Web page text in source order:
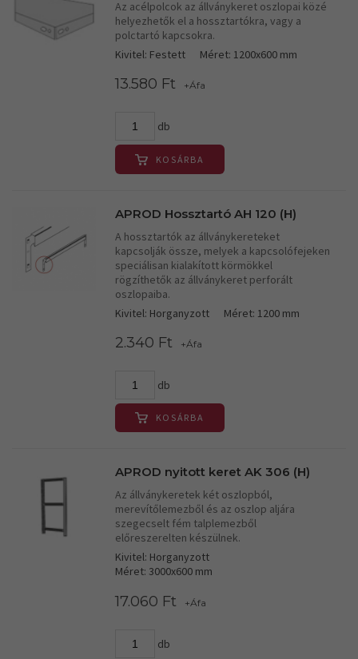
Az acélpolcok az állványkeret oszlopai közé
helyezhetők el a hossztartókra, vagy a
polctartó kapcsokra.
Kivitel: Festett
Méret: 1200x600 mm
13.580 Ft +Áfa
db
KOSÁRBA
APROD Hossztartó AH 120 (H)
A hossztartók az állványkereteket
kapcsolják össze, melyek a kapcsolófejeken
speciálisan kialakított körmökkel
rögzíthetők az állványkeret perforált
oszlopaiba.
Kivitel: Horganyzott
Méret: 1200 mm
2.340 Ft +Áfa
db
KOSÁRBA
APROD nyitott keret AK 306 (H)
Az állványkeretek két oszlopból,
merevítőlemezből és az oszlop aljára
szegecselt fém talplemezből
előreszerelten készülnek.
Kivitel: Horganyzott
Méret: 3000x600 mm
17.060 Ft +Áfa
db